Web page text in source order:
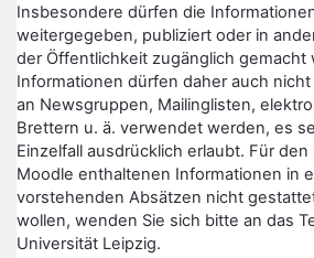
Insbesondere dürfen die
weitergegeben, publiziert oder in
der Öffentlichkeit zugänglich gemacht
Informationen dürfen daher auch
an Newsgruppen, Mailinglisten,
Brettern u. ä. verwendet werden, es
Einzelfall ausdrücklich erlaubt. Für den
Moodle enthaltenen Informationen in
vorstehenden Absätzen nicht
wollen, wenden Sie sich bitte an das
Universität Leipzig.